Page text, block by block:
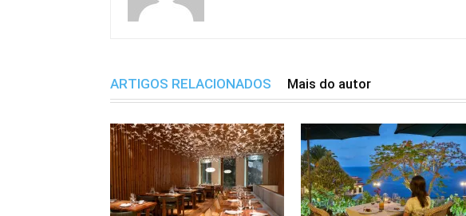
ARTIGOS RELACIONADOS Mais do autor